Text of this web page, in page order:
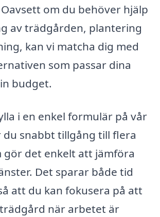
om du behöver hjälp
av trädgården, plantering
kan vi matcha dig med
som passar dina
budget.
i en enkel formulär på vår
du snabbt tillgång till flera
gör det enkelt att jämföra
Det sparar både tid
att du kan fokusera på att
när arbetet är